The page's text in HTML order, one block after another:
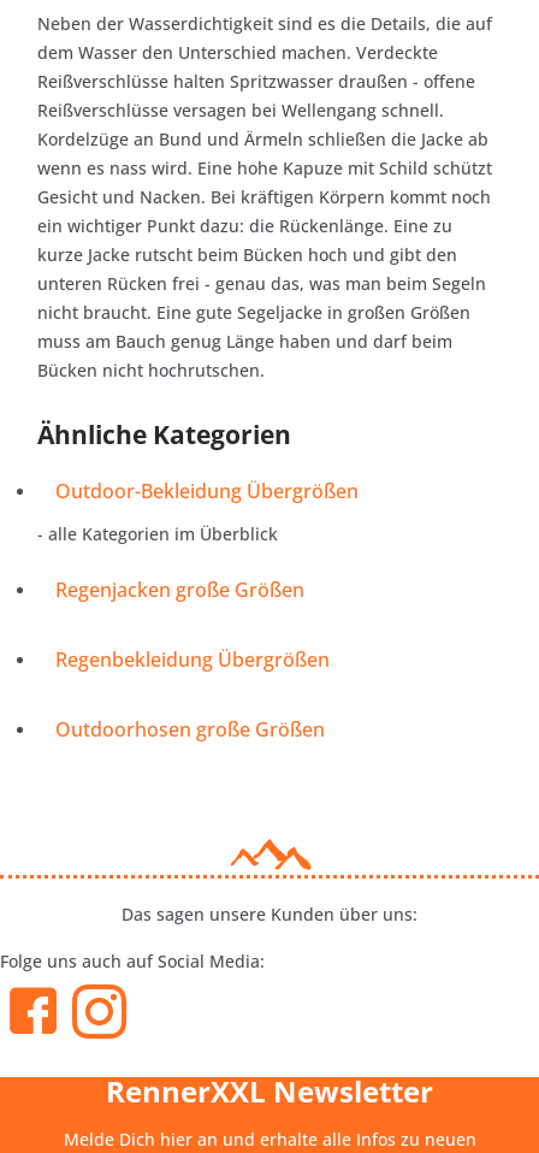
Neben der Wasserdichtigkeit sind es die Details, die auf
dem Wasser den Unterschied machen. Verdeckte
Reißverschlüsse halten Spritzwasser draußen - offene
Reißverschlüsse versagen bei Wellengang schnell.
Kordelzüge an Bund und Ärmeln schließen die Jacke ab
wenn es nass wird. Eine hohe Kapuze mit Schild schützt
Gesicht und Nacken. Bei kräftigen Körpern kommt noch
ein wichtiger Punkt dazu: die Rückenlänge. Eine zu
kurze Jacke rutscht beim Bücken hoch und gibt den
unteren Rücken frei - genau das, was man beim Segeln
nicht braucht. Eine gute Segeljacke in großen Größen
muss am Bauch genug Länge haben und darf beim
Bücken nicht hochrutschen.
Ähnliche Kategorien
Outdoor-Bekleidung Übergrößen
- alle Kategorien im Überblick
Regenjacken große Größen
Regenbekleidung Übergrößen
Outdoorhosen große Größen
Das sagen unsere Kunden über uns:
Folge uns auch auf Social Media:
RennerXXL Newsletter
Melde Dich hier an und erhalte alle Infos zu neuen